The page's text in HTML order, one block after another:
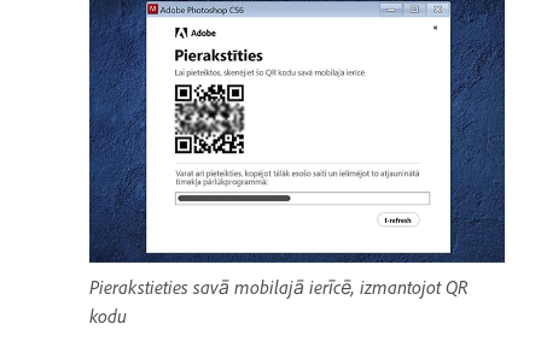
Pierakstieties savā mobilajā ierīcē, izmantojot QR
kodu